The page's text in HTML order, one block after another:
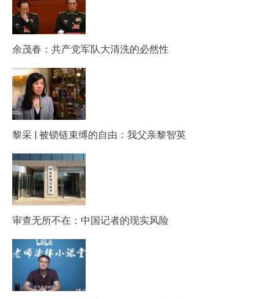
余茂春：共产党军队大清洗的必然性
黎采 | 被锁链束缚的自由：我父亲黎智英
审查无所不在：中国记者的现实风险